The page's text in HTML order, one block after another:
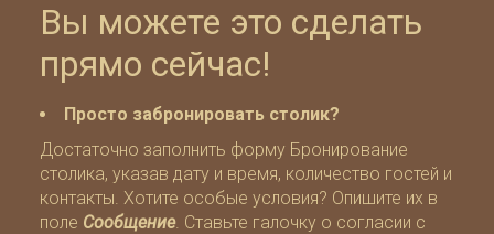
Вы можете это сделать
прямо сейчас!
Просто забронировать столик?
Достаточно заполнить форму Бронирование
столика, указав дату и время, количество гостей и
контакты. Хотите особые условия? Опишите их в
поле Сообщение. Ставьте галочку о согласии с